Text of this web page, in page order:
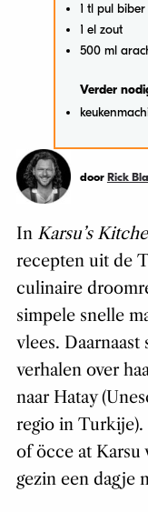
1 tl pul biber
1 el zout
500 ml
Verder
door Rick
In Karsu’s
recepten uit de
culinaire
simpele snelle
vlees.
verhalen over
naar Hatay
regio in
of öcce at Karsu
gezin een dagje